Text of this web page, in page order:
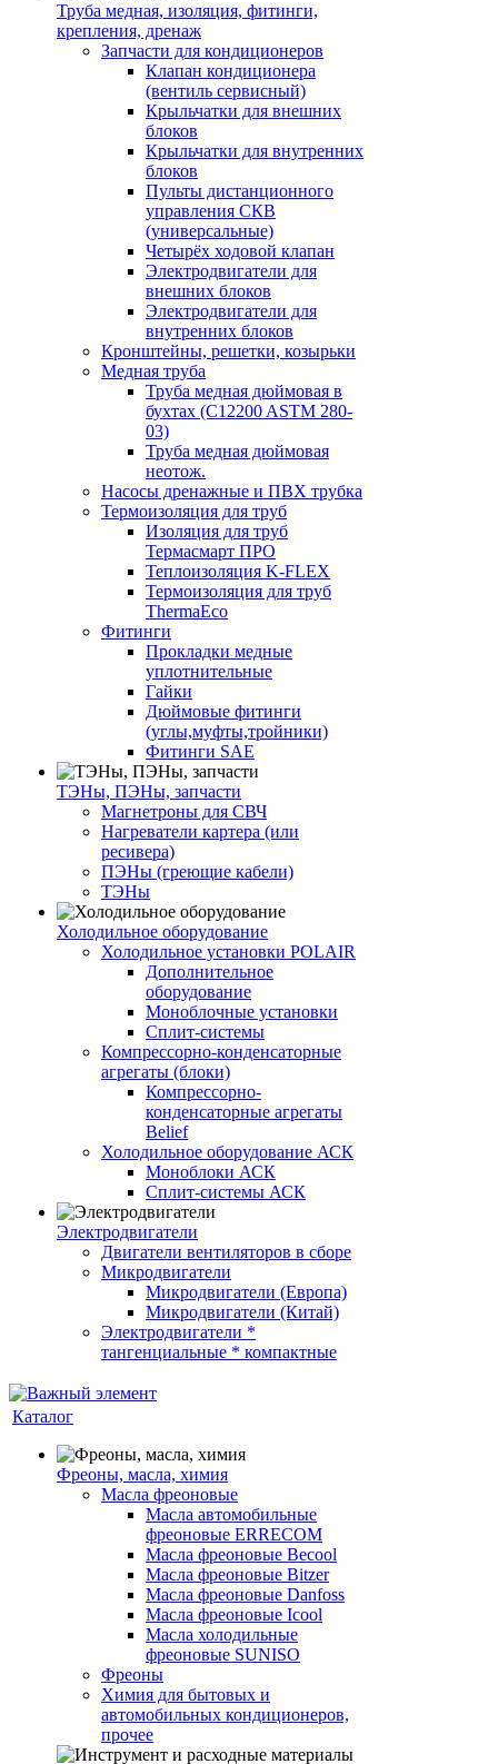
Труба медная, изоляция, фитинги,
крепления, дренаж
Запчасти для кондиционеров
Клапан кондиционера
(вентиль сервисный)
Крыльчатки для внешних
блоков
Крыльчатки для внутренних
блоков
Пульты дистанционного
управления СКВ
(универсальные)
Четырёх ходовой клапан
Электродвигатели для
внешних блоков
Электродвигатели для
внутренних блоков
Кронштейны, решетки, козырьки
Медная труба
Труба медная дюймовая в
бухтах (C12200 ASTM 280-
03)
Труба медная дюймовая
неотож.
Насосы дренажные и ПВХ трубка
Термоизоляция для труб
Изоляция для труб
Термасмарт ПРО
Теплоизоляция K-FLEX
Термоизоляция для труб
ThermaEco
Фитинги
Прокладки медные
уплотнительные
Гайки
Дюймовые фитинги
(углы,муфты,тройники)
Фитинги SAE
ТЭНы, ПЭНы, запчасти
Магнетроны для СВЧ
Нагреватели картера (или
ресивера)
ПЭНы (греющие кабели)
ТЭНы
Холодильное оборудование
Холодильное установки POLAIR
Дополнительное
оборудование
Моноблочные установки
Сплит-системы
Компрессорно-конденсаторные
агрегаты (блоки)
Компрессорно-
конденсаторные агрегаты
Belief
Холодильное оборудование АСК
Моноблоки АСК
Сплит-системы АСК
Электродвигатели
Двигатели вентиляторов в сборе
Микродвигатели
Микродвигатели (Европа)
Микродвигатели (Китай)
Электродвигатели *
тангенциальные * компактные
Каталог
Фреоны, масла, химия
Масла фреоновые
Масла автомобильные
фреоновые ERRECOM
Масла фреоновые Becool
Масла фреоновые Bitzer
Масла фреоновые Danfoss
Масла фреоновые Icool
Масла холодильные
фреоновые SUNISO
Фреоны
Химия для бытовых и
автомобильных кондиционеров,
прочее